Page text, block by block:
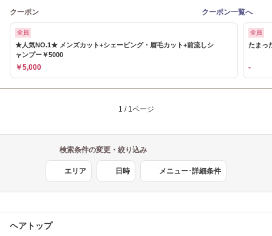
クーポン クーポン一覧へ
全員
★人気NO.1★ メンズカット+シェービング・眉毛カット+前流しシ
ャンプー￥5000
￥5,000
全員
たまっ
-
1 / 1ページ
検索条件の変更・絞り込み
エリア 日時 メニュー･詳細条件
ヘアトップ